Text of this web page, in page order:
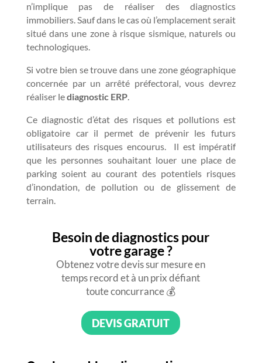
n’implique pas de réaliser des diagnostics
immobiliers. Sauf dans le cas où l’emplacement serait
situé dans une zone à risque sismique, naturels ou
technologiques.
Si votre bien se trouve dans une zone géographique
concernée par un arrêté préfectoral, vous devrez
réaliser lediagnostic ERP.
Ce diagnostic d’état des risques et pollutions est
obligatoire car il permet de prévenir les futurs
utilisateurs des risques encourus. Il est impératif
que les personnes souhaitant louer une place de
parking soient au courant des potentiels risques
d’inondation, de pollution ou de glissement de
terrain.
Besoin de diagnostics pour
votre garage ?
Obtenez votre devis sur mesure en
temps record et à un prix défiant
toute concurrance 💰
DEVIS GRATUIT